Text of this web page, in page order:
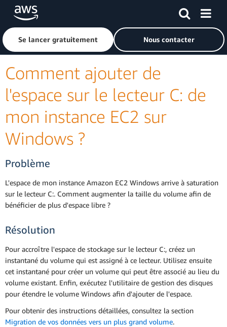
Passer au contenu principal
Cliquer ici pour revenir à la page d'accueil d'Amazon Web
Se lancer gratuitement Nous contacter
Comment ajouter de
l'espace sur le lecteur C: de
mon instance EC2 sur
Windows ?
Problème
L'espace de mon instance Amazon EC2 Windows arrive à saturation
sur le lecteur C:. Comment augmenter la taille du volume afin de
bénéficier de plus d'espace libre ?
Résolution
Pour accroître l'espace de stockage sur le lecteur C:, créez un
instantané du volume qui est assigné à ce lecteur. Utilisez ensuite
cet instantané pour créer un volume qui peut être associé au lieu du
volume existant. Enfin, exécutez l'utilitaire de gestion des disques
pour étendre le volume Windows afin d'ajouter de l'espace.
Pour obtenir des instructions détaillées, consultez la section
Migration de vos données vers un plus grand volume.